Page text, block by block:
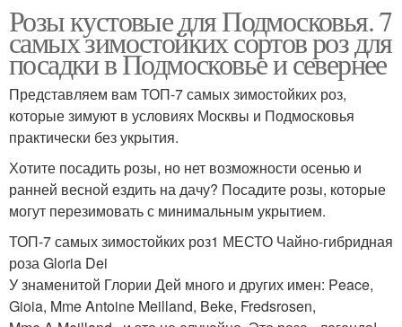
Розы кустовые для Подмосковья. 7
самых зимостойких сортов роз для
посадки в Подмосковье и севернее
Представляем вам ТОП-7 самых зимостойких роз,
которые зимуют в условиях Москвы и Подмосковья
практически без укрытия.
Хотите посадить розы, но нет возможности осенью и
ранней весной ездить на дачу? Посадите розы, которые
могут перезимовать с минимальным укрытием.
ТОП-7 самых зимостойких роз1 МЕСТО Чайно-гибридная
роза Gloria Dei
У знаменитой Глории Дей много и других имен: Peace,
Gioia, Mme Antoine Meilland, Beke, Fredsrosen,